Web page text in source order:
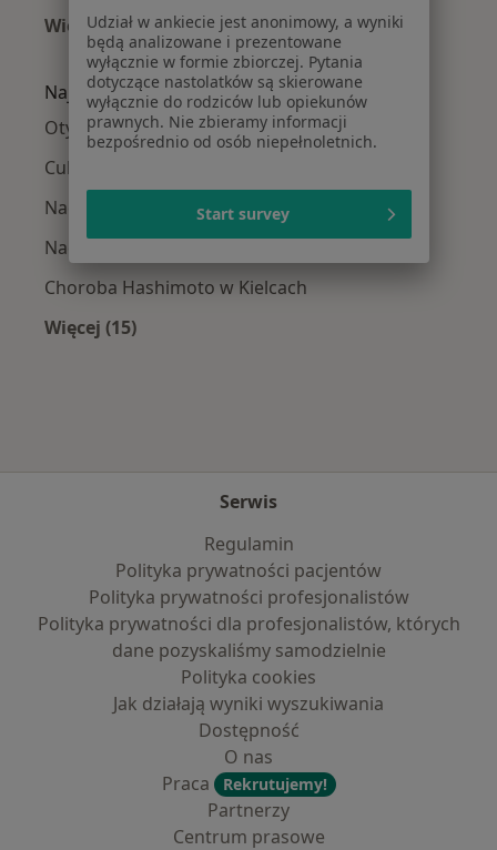
Więcej (3)
Więcej w kategorii: W pobliżu Kielc
Najczęście leczone choroby
Otyłość w Kielcach
Cukrzyca w Kielcach
Nadciśnienie tętnicze w Kielcach
Nadwaga w Kielcach
Choroba Hashimoto w Kielcach
Więcej (15)
Serwis
Regulamin
Polityka prywatności pacjentów
Polityka prywatności profesjonalistów
Polityka prywatności dla profesjonalistów, których
dane pozyskaliśmy samodzielnie
Polityka cookies
Jak działają wyniki wyszukiwania
Dostępność
O nas
Praca
Rekrutujemy!
Partnerzy
Centrum prasowe
Udział w ankiecie jest anonimowy, a wyniki
będą analizowane i prezentowane
wyłącznie w formie zbiorczej. Pytania
dotyczące nastolatków są skierowane
wyłącznie do rodziców lub opiekunów
prawnych. Nie zbieramy informacji
bezpośrednio od osób niepełnoletnich.
Start survey